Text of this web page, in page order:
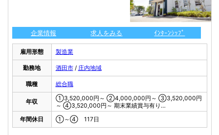
企業情報 求人をみる ｲﾝﾀｰﾝｼｯﾌﾟ
雇用形態 製造業
勤務地 酒田市/ 庄内地域
職種 総合職
年収
①3,520,000円～ ②4,000,000円～ ③3,520,000円
～ ④3,520,000円～ 期末業績賞与有り…
年間休日
①～④ 117日